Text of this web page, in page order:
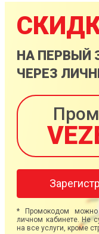
НА ПЕРВЫЙ
ЧЕРЕЗ
* Промокодом можно
личном кабинете. Не
на все услуги, кроме